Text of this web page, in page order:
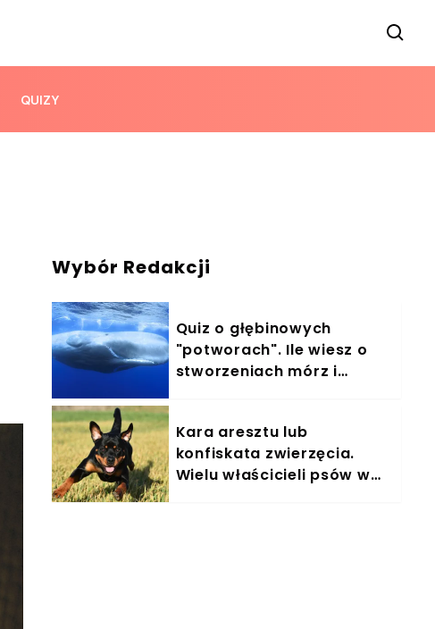
QUIZY
Wybór Redakcji
Quiz o głębinowych
"potworach". Ile wiesz o
stworzeniach mórz i
Kara aresztu lub
konfiskata zwierzęcia.
Wielu właścicieli psów w